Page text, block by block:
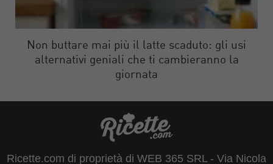
Non buttare mai più il latte scaduto: gli usi
alternativi geniali che ti cambieranno la
giornata
Ricette.com di proprietà di WEB 365 SRL - Via Nicola